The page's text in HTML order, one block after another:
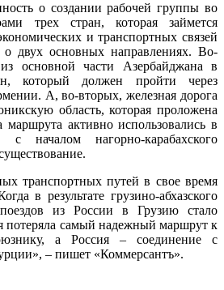
о создании рабочей группы во
трех стран, которая займется
и транспортных связей
о двух основных направлениях. Во-
основной части Азербайджана в
который должен пройти через
А, во-вторых, железная дорога
область, которая проложена
активно использовались в
началом нагорно-карабахского
транспортных путей в свое время
в результате грузино-абхазского
из России в Грузию стало
самый надежный маршрут к
а Россия – соединение с
– пишет «Коммерсантъ».